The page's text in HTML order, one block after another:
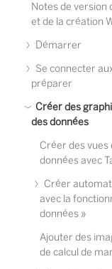
Notes de version
et de la création
Démarrer
Se connecter
préparer
Créer des
des données
Créer des
données avec
Créer
avec la
données »
Ajouter des
de calcul de